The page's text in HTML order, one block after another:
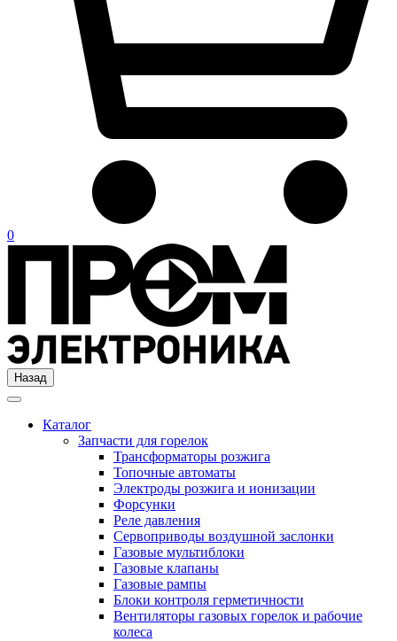
0
Назад
Каталог
Запчасти для горелок
Трансформаторы розжига
Топочные автоматы
Электроды розжига и ионизации
Форсунки
Реле давления
Сервоприводы воздушной заслонки
Газовые мультиблоки
Газовые клапаны
Газовые рампы
Блоки контроля герметичности
Вентиляторы газовых горелок и рабочие
колеса